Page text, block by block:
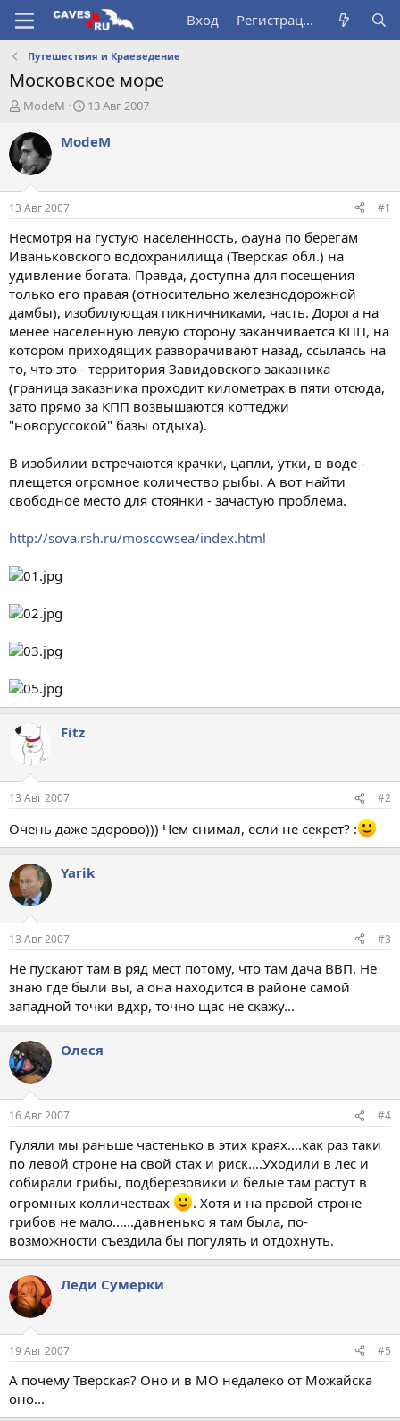
Вход Регистрация
Путешествия и Краеведение
Московское море
А
т
о
р
т
е
м
ы
ModeM
Д
т
а
л
13 Авг 2007
ModeM
13 Авг 2007 #1
Несмотря на густую населенность, фауна по берегам
Иваньковского водохранилища (Тверская обл.) на
удивление богата. Правда, доступна для посещения
только его правая (относительно железнодорожной
дамбы), изобилующая пикничниками, часть. Дорога на
менее населенную левую сторону заканчивается КПП, на
котором приходящих разворачивают назад, ссылаясь на
то, что это - территория Завидовского заказника
(граница заказника проходит километрах в пяти отсюда,
зато прямо за КПП возвышаются коттеджи
"новоруссокой" базы отдыха).
В изобилии встречаются крачки, цапли, утки, в воде -
плещется огромное количество рыбы. А вот найти
свободное место для стоянки - зачастую проблема.
http://sova.rsh.ru/moscowsea/index.html
Fitz
13 Авг 2007 #2
Очень даже здорово))) Чем снимал, если не секрет? :
Yarik
13 Авг 2007 #3
Не пускают там в ряд мест потому, что там дача ВВП. Не
знаю где были вы, а она находится в районе самой
западной точки вдхр, точно щас не скажу...
Олеся
16 Авг 2007 #4
Гуляли мы раньше частенько в этих краях....как раз таки
по левой строне на свой стах и риск....Уходили в лес и
собирали грибы, подберезовики и белые там растут в
огромных колличествах
. Хотя и на правой строне
грибов не мало......давненько я там была, по-
возможности съездила бы погулять и отдохнуть.
Леди Сумерки
19 Авг 2007 #5
А почему Тверская? Оно и в МО недалеко от Можайска
оно...